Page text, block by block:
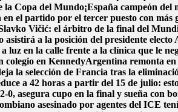
la Copa del Mundo¡España campeón del
el partido por el tercer puesto con más
Vičić: el árbitro de la final del
a la posición del presidente
luz en la calle frente a la clínica que le
colegio en KennedyArgentina remonta
la selección de Francia tras la
a 42 horas a partir del 15 de julio:
0, asegura cupo en la final y sueña con
asesinado por agentes del ICE